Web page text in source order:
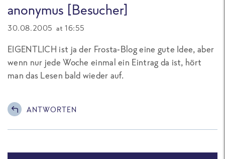
anonymus [Besucher]
30.08.2005 at 16:55
EIGENTLICH ist ja der Frosta-Blog eine gute Idee, aber
wenn nur jede Woche einmal ein Eintrag da ist, hört
man das Lesen bald wieder auf.
ANTWORTEN